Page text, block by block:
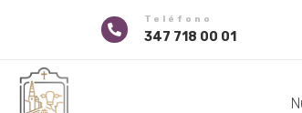

Teléfono
347 718 00 01